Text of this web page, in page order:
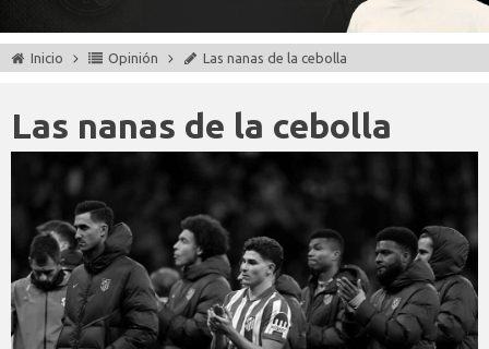
Inicio Opinión Las nanas de la cebolla
Las nanas de la cebolla